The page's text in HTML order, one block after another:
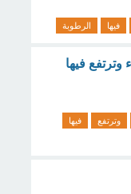
فيها الرطوبة
فيها
وترتفع
فيها